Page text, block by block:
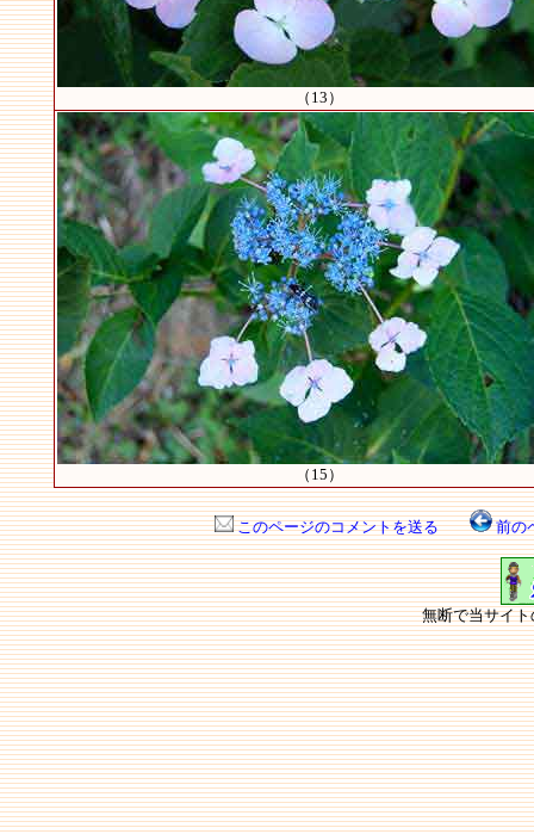
（13）
（15）
このページのコメントを送る 前の
無断で当サイ